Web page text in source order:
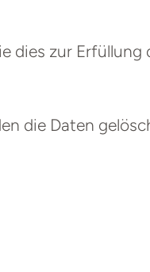
dies zur
die Daten